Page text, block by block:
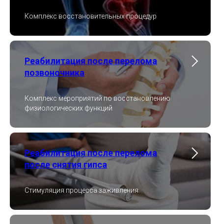
Комплекс восстановительных процедур
Реабилитация после перелома
позвоночника
Комплекс мероприятий по восстановлению
физиологических функций
Реабилитация после перелома
после снятия гипса
Стимуляция процесса заживления